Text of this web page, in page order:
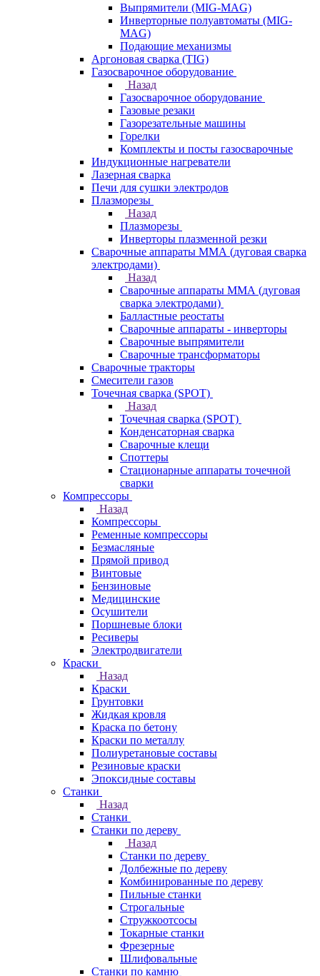
Выпрямители (MIG-MAG)
Инверторные полуавтоматы (MIG-
MAG)
Подающие механизмы
Аргоновая сварка (TIG)
Газосварочное оборудование
Назад
Газосварочное оборудование
Газовые резаки
Газорезательные машины
Горелки
Комплекты и посты газосварочные
Индукционные нагреватели
Лазерная сварка
Печи для сушки электродов
Плазморезы
Назад
Плазморезы
Инверторы плазменной резки
Сварочные аппараты ММА (дуговая сварка
электродами)
Назад
Сварочные аппараты ММА (дуговая
сварка электродами)
Балластные реостаты
Сварочные аппараты - инверторы
Сварочные выпрямители
Сварочные трансформаторы
Сварочные тракторы
Смесители газов
Точечная сварка (SPOT)
Назад
Точечная сварка (SPOT)
Конденсаторная сварка
Сварочные клещи
Споттеры
Стационарные аппараты точечной
сварки
Компрессоры
Назад
Компрессоры
Ременные компрессоры
Безмасляные
Прямой привод
Винтовые
Бензиновые
Медицинские
Осушители
Поршневые блоки
Ресиверы
Электродвигатели
Краски
Назад
Краски
Грунтовки
Жидкая кровля
Краска по бетону
Краски по металлу
Полиуретановые составы
Резиновые краски
Эпоксидные составы
Станки
Назад
Станки
Станки по дереву
Назад
Станки по дереву
Долбежные по дереву
Комбинированные по дереву
Пильные станки
Строгальные
Стружкоотсосы
Токарные станки
Фрезерные
Шлифовальные
Станки по камню